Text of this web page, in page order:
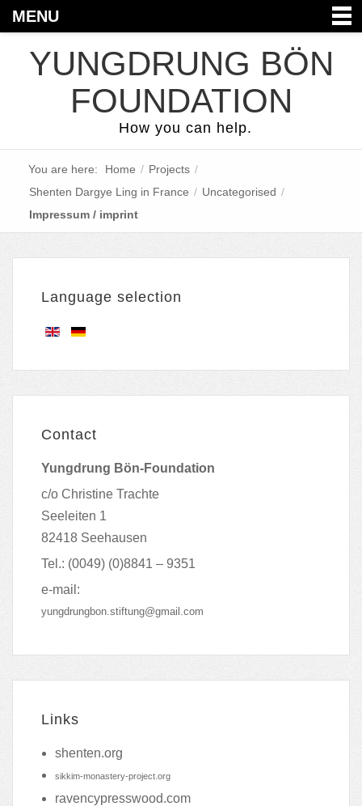
MENU
YUNGDRUNG BÖN
FOUNDATION
How you can help.
You are here: Home / Projects /
Shenten Dargye Ling in France / Uncategorised /
Impressum / imprint
Language selection
Contact
Yungdrung Bön-Foundation
c/o Christine Trachte
Seeleiten 1
82418 Seehausen
Tel.: (0049) (0)8841 – 9351
e-mail:
yungdrungbon.stiftung@gmail.com
Links
shenten.org
sikkim-monastery-project.org
ravencypresswood.com